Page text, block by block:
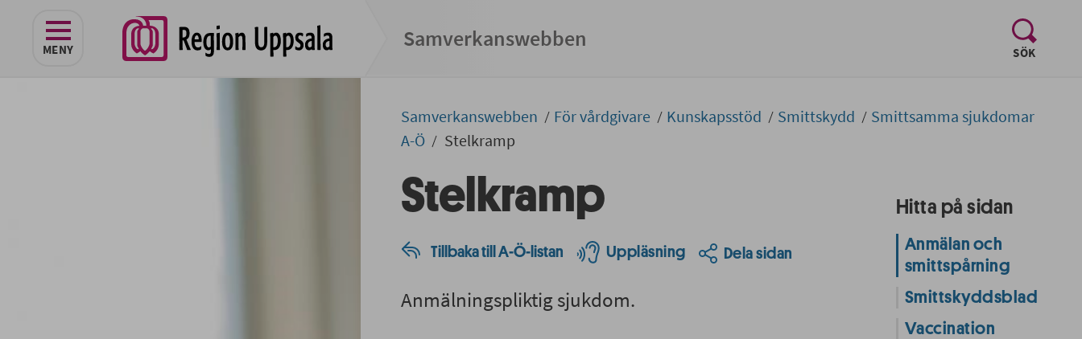
MENY
navigeringen Samverkans­­webben
SÖK
, visa
Samverkans­­­webben För vårdgivare Kunskapsstöd Smittskydd
Smittsamma sjukdomar
A-Ö
Stelkramp
Stelkramp
Tillbaka till A-Ö-listan Uppläsning Dela sidan
Anmälningspliktig sjukdom.
Hitta på sidan
Anmälan och
smittspårning
Smittskyddsblad
Vaccination